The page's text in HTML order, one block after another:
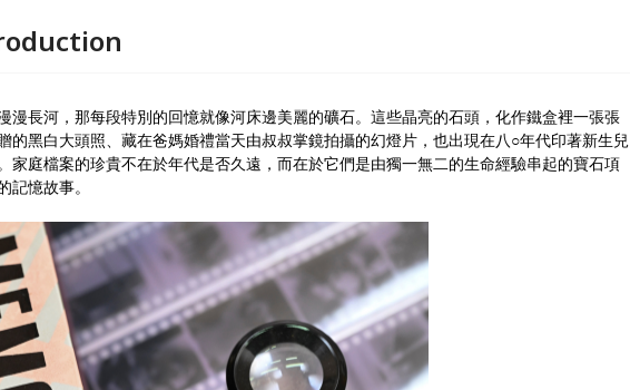
漫長河，那每段特別的回憶就像河床邊美麗的礦石。這些晶亮的石頭，化作鐵盒裡一張張
的黑白大頭照、藏在爸媽婚禮當天由叔叔掌鏡拍攝的幻燈片，也出現在八○年代印著新生兒
家庭檔案的珍貴不在於年代是否久遠，而在於它們是由獨一無二的生命經驗串起的寶石項
記憶故事。